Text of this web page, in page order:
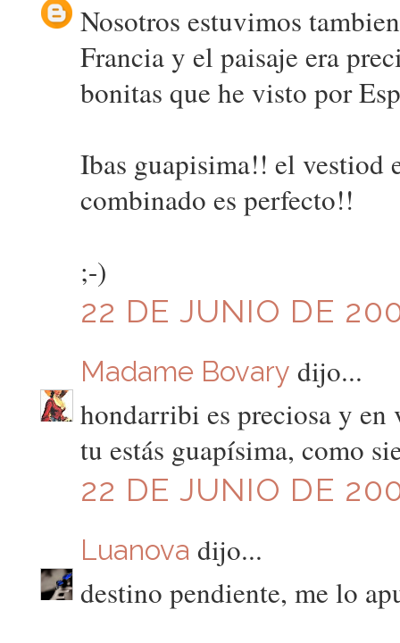
Nosotros estuvimos
Francia y el paisaje era
bonitas que he visto por
Ibas guapisima!! el vestiod
combinado es perfecto!!
;-)
22 DE JUNIO DE
Madame Bovary dijo...
hondarribi es preciosa y
tu estás guapísima, como
22 DE JUNIO DE
Luanova dijo...
destino pendiente, me lo